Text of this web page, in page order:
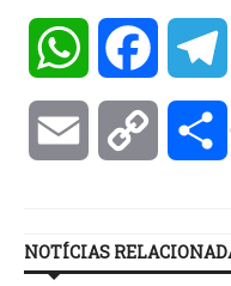
WhatsApp
Email Copy
NOTÍCIAS